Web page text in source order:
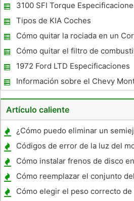
3100 SFI Torque
Tipos de KIA Coches
Cómo quitar la rociada en un
Cómo quitar el filtro de
Murray Segadora con asiento
1972 Ford LTD Especificaciones
Información sobre el Chevy
Artículo caliente
¿Cómo puedo eliminar un
Corvette C5?
Códigos de error de la luz del
servicio para un Camaro 1987
Cómo instalar frenos de disco
150 Pickup 1997
Cómo reemplazar el conjunto
delantero en un Pontiac Grand
Cómo elegir el peso correcto de